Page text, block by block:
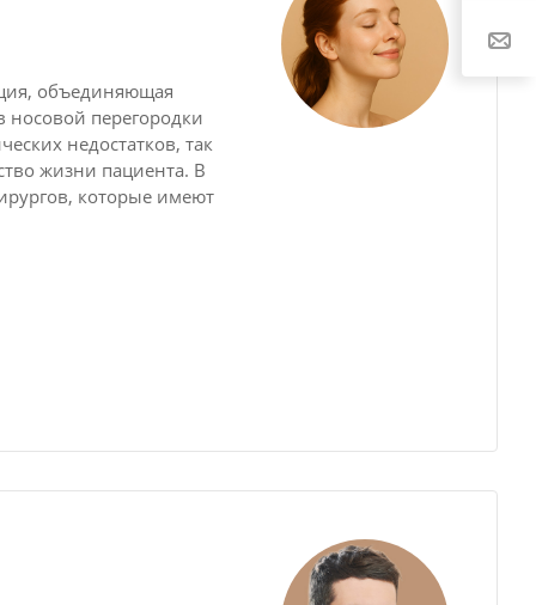
объединяющая
носовой перегородки
недостатков, так
жизни пациента. В
которые имеют